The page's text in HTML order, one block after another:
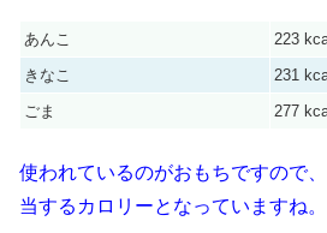
あんこ
223
きなこ
231
ごま
277
使われているのがおもちですので
当するカロリーとなっていますね。